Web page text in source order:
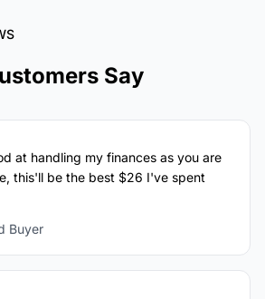
Say
at handling my finances as you are
this'll be the best $26 I've spent
Buyer